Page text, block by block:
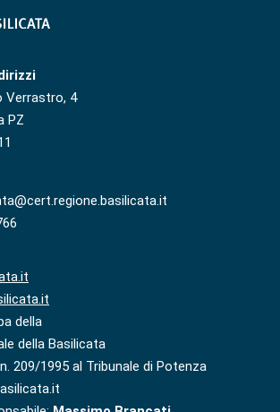
Verrastro, 4
PZ
della
della Basilicata
209/1995 al Tribunale di Potenza